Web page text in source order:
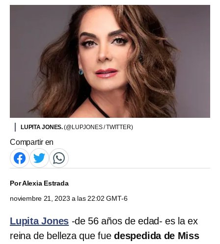
LUPITA JONES.(@LUPJONES / TWITTER)
Compartir en
PorAlexia Estrada
noviembre 21, 2023 a las 22:02 GMT-6
Lupita Jones -de 56 años de edad- es la ex
reina de belleza que fuedespedida de Miss